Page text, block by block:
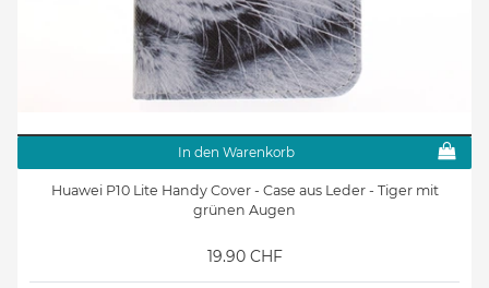
In den Warenkorb
Huawei P10 Lite Handy Cover - Case aus Leder - Tiger mit
grünen Augen
19.90 CHF